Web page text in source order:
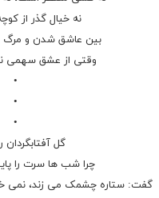
نه خیال گذر از
بین عاشق شدن و مرگ
وقتی از عشق سهمی
•
•
•
گل آفتابگردان
چرا شب ها سرت را
گفت: ستاره چشمک می زند، نمی